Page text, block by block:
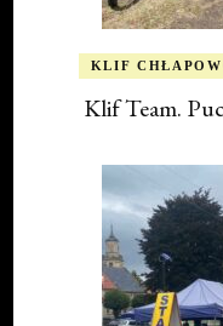
KLIF
Klif Team.